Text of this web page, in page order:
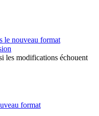
le nouveau format
les modifications échouent
format